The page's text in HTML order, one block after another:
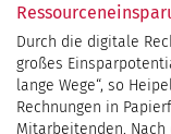
Durch die digitale
großes
lange Wege“, so
Rechnungen in
Mitarbeitenden.